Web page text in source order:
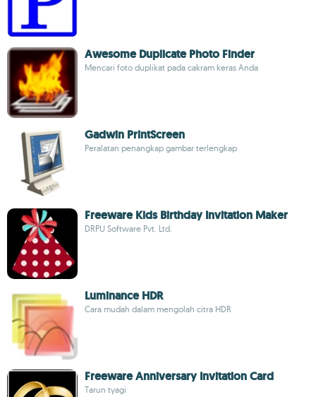
Awesome Duplicate Photo Finder
Mencari foto duplikat pada cakram keras Anda
Gadwin PrintScreen
Peralatan penangkap gambar terlengkap
Freeware Kids Birthday Invitation Maker
DRPU Software Pvt. Ltd.
Luminance HDR
Cara mudah dalam mengolah citra HDR
Freeware Anniversary Invitation Card
Tarun tyagi